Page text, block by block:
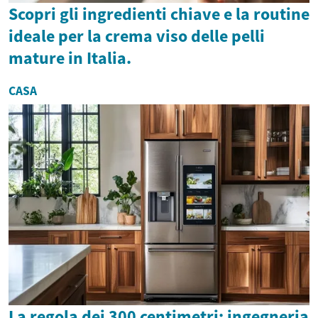
Scopri gli ingredienti chiave e la routine
ideale per la crema viso delle pelli
mature in Italia.
CASA